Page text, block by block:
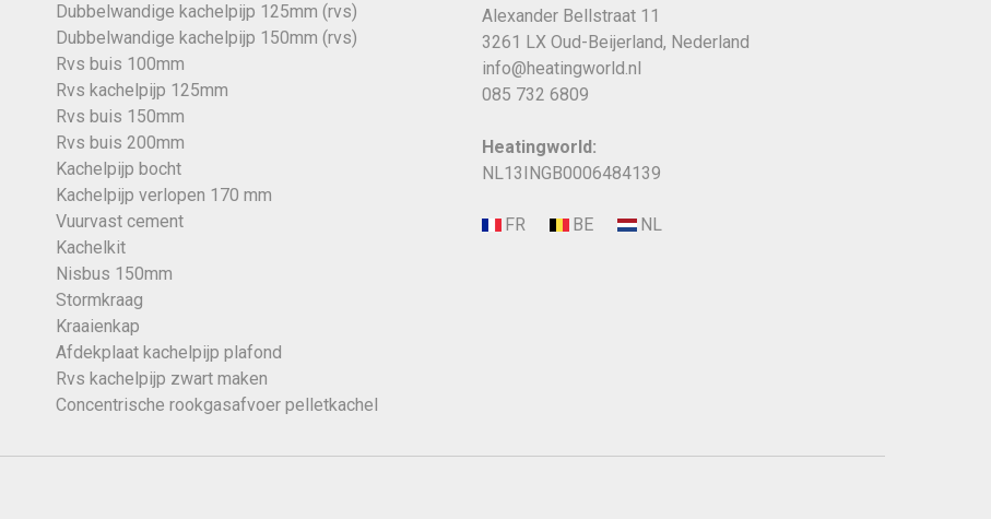
Dubbelwandige kachelpijp 125mm (rvs)
Dubbelwandige kachelpijp 150mm (rvs)
Rvs buis 100mm
Rvs kachelpijp 125mm
Rvs buis 150mm
Rvs buis 200mm
Kachelpijp bocht
Kachelpijp verlopen 170 mm
Vuurvast cement
Kachelkit
Nisbus 150mm
Stormkraag
Kraaienkap
Afdekplaat kachelpijp plafond
Rvs kachelpijp zwart maken
Concentrische rookgasafvoer pelletkachel
Alexander Bellstraat 11
3261 LX Oud-Beijerland, Nederland
info@heatingworld.nl
085 732 6809
Heatingworld:
NL13INGB0006484139